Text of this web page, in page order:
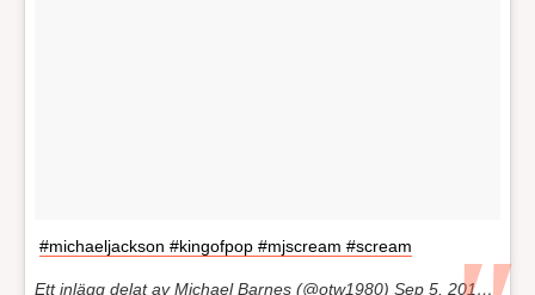
#michaeljackson #kingofpop #mjscream #scream
Ett inlägg delat av Michael Barnes (@otw1980) Sep 5, 2017 kl. 6:10 PDT